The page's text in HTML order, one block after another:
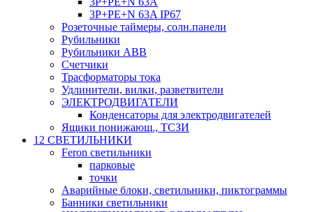
3P+PE+N 63A IP67
Розеточные таймеры, солн.панели
Рубильники
Рубильники ABB
Счетчики
Трасформаторы тока
Удлинители, вилки, разветвители
ЭЛЕКТРОДВИГАТЕЛИ
Конденсаторы для электродвигателей
Ящики понижающ., ТСЗИ
12 СВЕТИЛЬНИКИ
Feron светильники
парковые
точки
Аварийные блоки, светильники, пиктограммы
Банники светильники